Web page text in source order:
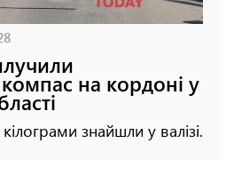
на кордоні у
знайшли у валізі.